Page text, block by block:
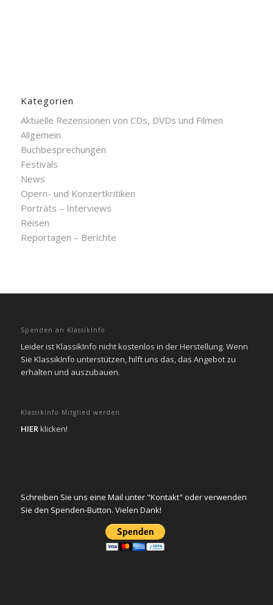
Kategorien
Aktuelle Rezensionen von CDs, DVDs und Filmen
Allgemein
Buchbesprechungen
Festivals
News
Opern- und Konzertkritiken
Porträts – Interviews
Reisen
Reportagen – Berichte
Spenden an KlassikInfo
Leider ist KlassikInfo nicht kostenlos in der Herstellung. Wenn
Sie KlassikInfo unterstützen, hilft uns das, das Angebot zu
erhalten und auszubauen.
Klassikinfo Mitglied werden
HIERklicken!
Schreiben Sie uns eine Mail unter "Kontakt" oder verwenden
Sie den Spenden-Button. Vielen Dank!